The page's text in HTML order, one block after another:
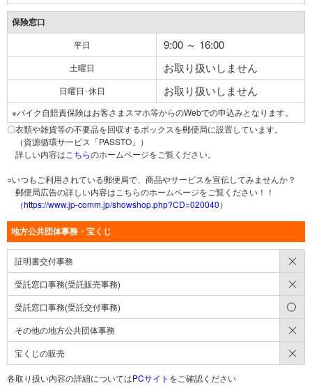
保険窓口
平日 9:00 ～ 16:00
土曜日 お取り扱いしません
日曜日･休日 お取り扱いしません
※バイク自賠責保険はお客さまスマホ等からのWebでの申込みとなります。
〇衣類や雑貨等の不要品を回収するボックスを郵便局に設置しています。
（資源循環サービス「PASSTO」）
詳しい内容は こちらのホームページをご覧ください。
○いつもご利用されている郵便局で、商品やサービスを宣伝してみませんか？
郵便局広告の詳しい内容はこちらのホームページをご覧ください！！
（https://www.jp-comm.jp/showshop.php?CD=020040）
地方公共団体事務・宝くじ
証明書交付事務
受託窓口事務(受託販売事務)
受託窓口事務(受託交付事務)
その他の地方公共団体事務
宝くじの販売
各取り扱い内容の詳細についてはPCサイト をご確認ください